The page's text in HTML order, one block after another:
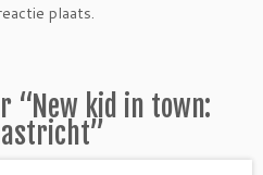
plaats.
“New kid in town:
”